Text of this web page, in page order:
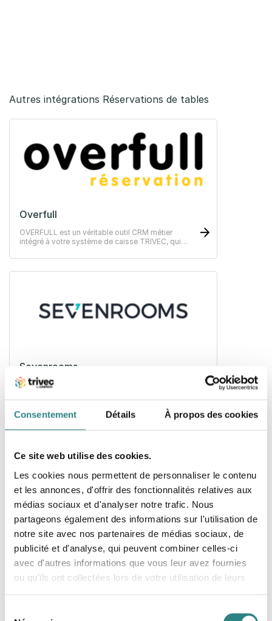
Consentement Détails À propos des cookies
Ce site web utilise des cookies.
Les cookies nous permettent de personnaliser le contenu
et les annonces, d'offrir des fonctionnalités relatives aux
médias sociaux et d'analyser notre trafic. Nous
partageons également des informations sur l'utilisation de
notre site avec nos partenaires de médias sociaux, de
publicité et d'analyse, qui peuvent combiner celles-ci
avec d'autres informations que vous leur avez fournies
ou qu'ils ont collectées lors de votre utilisation de leurs
Autres intégrations Réservations de tables
Overfull
OVERFULL est un véritable outil CRM métier
intégré à votre système de caisse TRIVEC, qui
communiquer avec eux de façon personnalisée.
Sevenrooms
Gestion des tables et des commandes, logiciel de
intégrable à Trivec POS.
The Fork
Quelqu'un cherche une table? En tant que
restaurateur, en étant présent sur la Fourchette, les
clients peuvent facilement vous trouver et réserver
une table rapidement.